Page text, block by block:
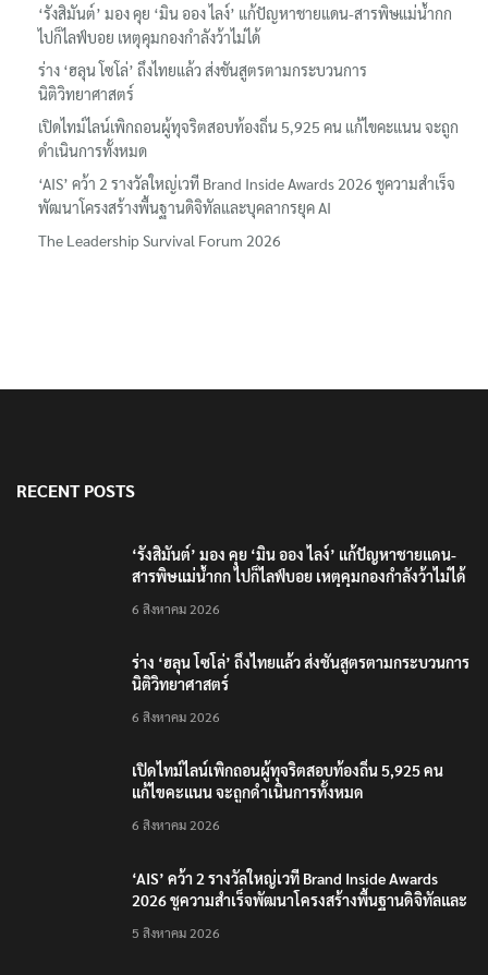
‘รังสิมันต์’ มอง คุย ‘มิน ออง ไลง์’ แก้ปัญหาชายแดน-สารพิษแม่น้ำกก
ไปก็ไลฟ์บอย เหตุคุมกองกำลังว้าไม่ได้
ร่าง ‘ฮลุน โซโล่’ ถึงไทยแล้ว ส่งชันสูตรตามกระบวนการ
นิติวิทยาศาสตร์
เปิดไทม์ไลน์เพิกถอนผู้ทุจริตสอบท้องถิ่น 5,925 คน แก้ไขคะแนน จะถูก
ดำเนินการทั้งหมด
‘AIS’ คว้า 2 รางวัลใหญ่เวที Brand Inside Awards 2026 ชูความสำเร็จ
พัฒนาโครงสร้างพื้นฐานดิจิทัลและบุคลากรยุค AI
The Leadership Survival Forum 2026
RECENT POSTS
‘รังสิมันต์’ มอง คุย ‘มิน ออง ไลง์’ แก้ปัญหาชายแดน-
สารพิษแม่น้ำกก ไปก็ไลฟ์บอย เหตุคุมกองกำลังว้าไม่ได้
6 สิงหาคม 2026
ร่าง ‘ฮลุน โซโล่’ ถึงไทยแล้ว ส่งชันสูตรตามกระบวนการ
นิติวิทยาศาสตร์
6 สิงหาคม 2026
เปิดไทม์ไลน์เพิกถอนผู้ทุจริตสอบท้องถิ่น 5,925 คน
แก้ไขคะแนน จะถูกดำเนินการทั้งหมด
6 สิงหาคม 2026
‘AIS’ คว้า 2 รางวัลใหญ่เวที Brand Inside Awards
2026 ชูความสำเร็จพัฒนาโครงสร้างพื้นฐานดิจิทัลและ
5 สิงหาคม 2026